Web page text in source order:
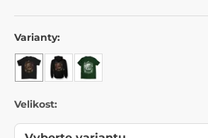
Varianty:
Velikost: